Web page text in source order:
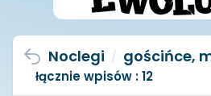
Noclegi / gościńce,
łącznie wpisów : 12